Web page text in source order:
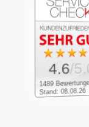
1489
Stand: 08.08.26
4.6
/